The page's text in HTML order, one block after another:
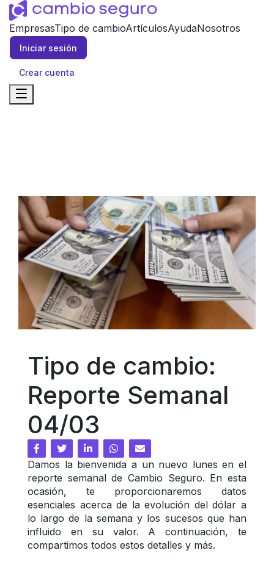
EmpresasTipo de cambioArtículosAyudaNosotros
Iniciar sesión
Crear cuenta
Tipo de cambio:
Reporte Semanal
04/03
Damos la bienvenida a un nuevo lunes en el
reporte semanal de Cambio Seguro. En esta
ocasión, te proporcionaremos datos
esenciales acerca de la evolución del dólar a
lo largo de la semana y los sucesos que han
influido en su valor. A continuación, te
compartimos todos estos detalles y más.